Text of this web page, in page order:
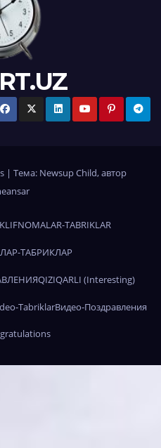
| Тема: Newsup Child, автор
TABRIKLAR
ТАБРИКЛАР
QIZIQARLI (Interesting)
TabriklarВидео-Поздравления